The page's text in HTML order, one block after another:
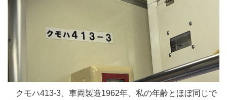
クモハ413-3、車両製造1962年、私の年齢とほぼ同じで